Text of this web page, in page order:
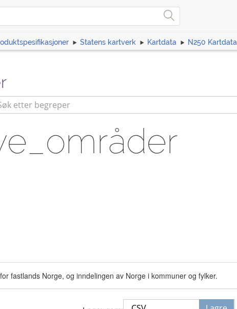
Statens kartverk Kartdata N250 Kartdata
fastlands Norge, og inndelingen av Norge i kommuner og fylker.